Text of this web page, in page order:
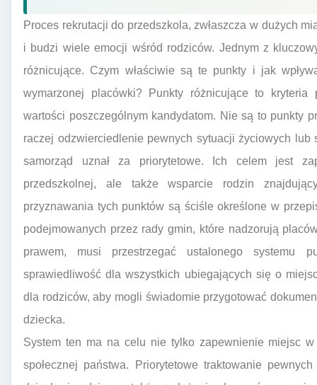
Proces rekrutacji do przedszkola, zwłaszcza w dużych
i budzi wiele emocji wśród rodziców. Jednym z
różnicujące. Czym właściwie są te punkty i jak
wymarzonej placówki? Punkty różnicujące to kryteria
wartości poszczególnym kandydatom. Nie są to punkty
raczej odzwierciedlenie pewnych sytuacji życiowych lub
samorząd uznał za priorytetowe. Ich celem jest
przedszkolnej, ale także wsparcie rodzin
przyznawania tych punktów są ściśle określone w
podejmowanych przez rady gmin, które nadzorują
prawem, musi przestrzegać ustalonego systemu
sprawiedliwość dla wszystkich ubiegających się o
dla rodziców, aby mogli świadomie przygotować
dziecka.
System ten ma na celu nie tylko zapewnienie miejsc
społecznej państwa. Priorytetowe traktowanie